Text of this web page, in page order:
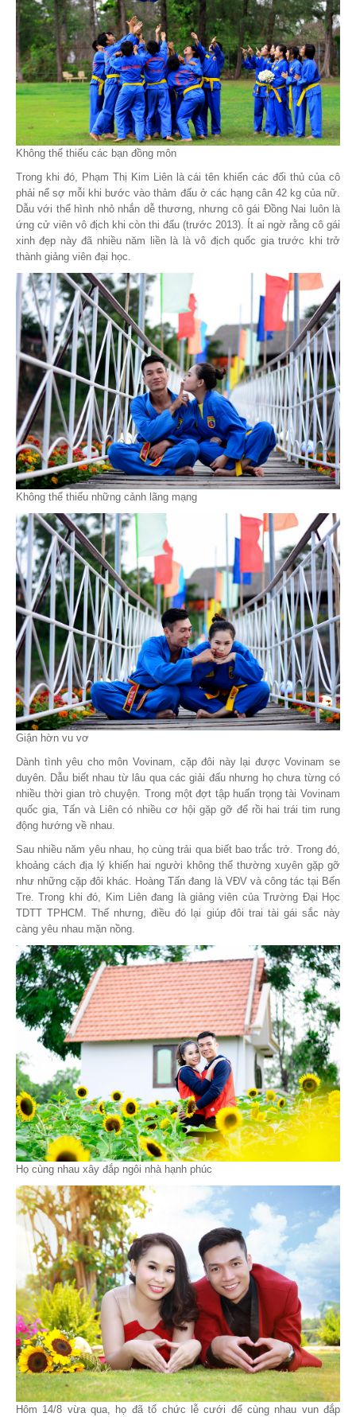
Không thể thiếu các bạn đồng môn
Trong khi đó, Phạm Thị Kim Liên là cái tên khiến các đối thủ của cô
phải nể sợ mỗi khi bước vào thảm đấu ở các hạng cân 42 kg của nữ.
Dẫu với thể hình nhỏ nhắn dễ thương, nhưng cô gái Đồng Nai luôn là
ứng cử viên vô địch khi còn thi đấu (trước 2013). Ít ai ngờ rằng cô gái
xinh đẹp này đã nhiều năm liền là là vô địch quốc gia trước khi trở
thành giảng viên đại học.
Không thể thiếu những cảnh lãng mạng
Giận hờn vu vơ
Dành tình yêu cho môn Vovinam, cặp đôi này lại được Vovinam se
duyên. Dẫu biết nhau từ lâu qua các giải đấu nhưng họ chưa từng có
nhiều thời gian trò chuyện. Trong một đợt tập huấn trọng tài Vovinam
quốc gia, Tấn và Liên có nhiều cơ hội gặp gỡ để rồi hai trái tim rung
động hướng về nhau.
Sau nhiều năm yêu nhau, họ cùng trải qua biết bao trắc trở. Trong đó,
khoảng cách địa lý khiến hai người không thể thường xuyên gặp gỡ
như những cặp đôi khác. Hoàng Tấn đang là VĐV và công tác tại Bến
Tre. Trong khi đó, Kim Liên đang là giảng viên của Trường Đại Học
TDTT TPHCM. Thế nhưng, điều đó lại giúp đôi trai tài gái sắc này
càng yêu nhau mặn nồng.
Họ cùng nhau xây đắp ngôi nhà hạnh phúc
Hôm 14/8 vừa qua, họ đã tổ chức lễ cưới để cùng nhau vun đắp